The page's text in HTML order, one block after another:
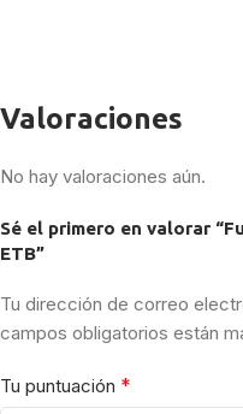
Valoraciones
No hay valoraciones aún.
Sé el primero en valorar
ETB”
Tu dirección de correo
campos obligatorios están
Tu puntuación *